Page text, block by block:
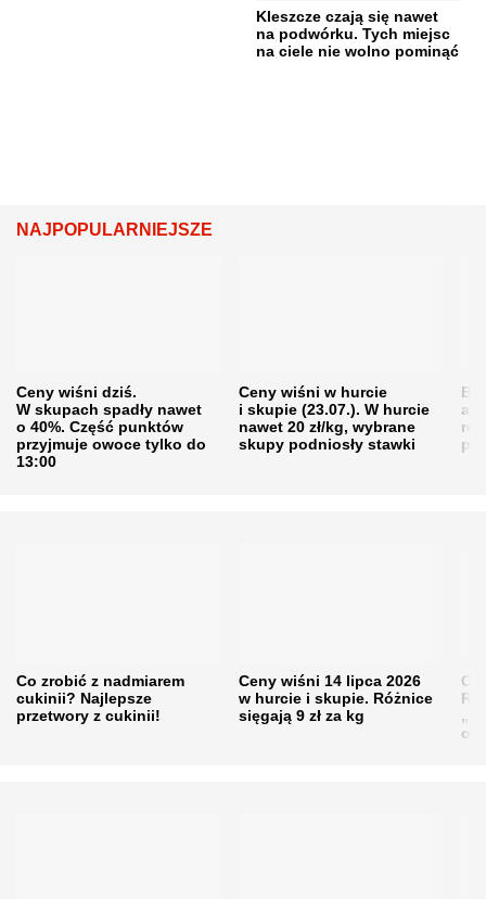
Kleszcze czają się nawet
na podwórku. Tych miejsc
na ciele nie wolno pominąć
NAJPOPULARNIEJSZE
Ceny wiśni dziś.
W skupach spadły nawet
o 40%. Część punktów
przyjmuje owoce tylko do
13:00
Ceny wiśni w hurcie
i skupie (23.07.). W hurcie
nawet 20 zł/kg, wybrane
skupy podniosły stawki
Co zrobić z nadmiarem
cukinii? Najlepsze
przetwory z cukinii!
Ceny wiśni 14 lipca 2026
w hurcie i skupie. Różnice
sięgają 9 zł za kg